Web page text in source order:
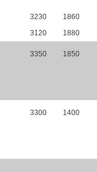
3230
1860
3120
1880
3350 1850
3300 1400